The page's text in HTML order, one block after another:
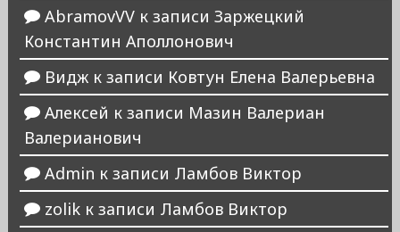
AbramovVVк записи Заржецкий
Константин Аполлонович
Виджк записи Ковтун Елена Валерьевна
Алексей к записи Мазин Валериан
Валерианович
Admin к записи Ламбов Виктор
zolikк записи Ламбов Виктор